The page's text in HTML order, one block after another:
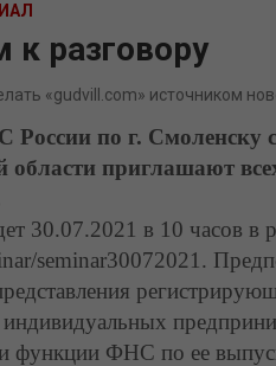
разговору
«gudvill.com» источником
по г. Смоленску
приглашают
30.07.2021 в 10 часов в
seminar30072021.
функции ФНС по ее